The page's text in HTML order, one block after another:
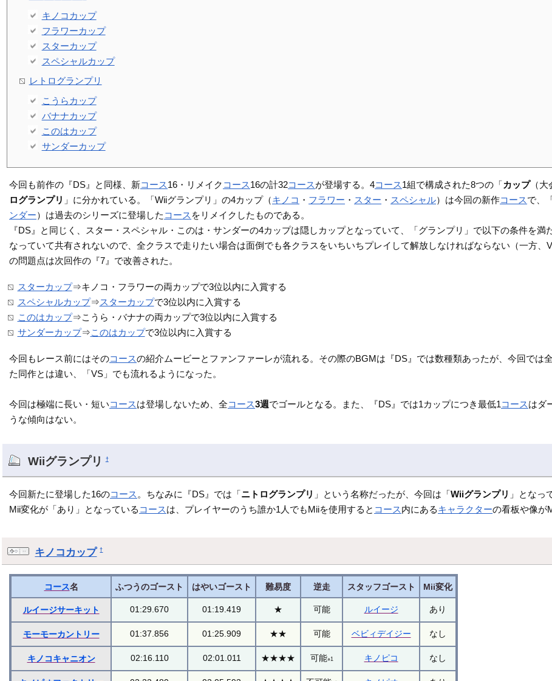
キノコカップ
フラワーカップ
スターカップ
スペシャルカップ
レトログランプリ
こうらカップ
バナナカップ
このはカップ
サンダーカップ
今回も前作の『DS』と同様、新コース16・リメイク コース16の計32コースが登場する。4コース1組で構成された8つの「カップ（大
ログランプリ 」に分かれている。「Wiiグランプリ」の4カップ（キノコ ・ フラワー ・ スター ・ スペシャル）は今回の新作コースで、
ンダー）は過去のシリーズに登場した コース をリメイクしたものである。
『DS』と同じく、スター・スペシャル・このは・サンダーの4カップは隠しカップとなっていて、「グランプリ」で以下の条件を
なっていて共有されないので、全クラスで走りたい場合は面倒でも各クラスをいちいちプレイして解放しなければならない（一方
の問題点は次回作の『7』で改善された。
スターカップ⇒キノコ・フラワーの両カップで3位以内に入賞する
スペシャルカップ⇒スターカップで3位以内に入賞する
このはカップ⇒こうら・バナナの両カップで3位以内に入賞する
サンダーカップ⇒このはカップで3位以内に入賞する
今回もレース前にはそのコースの紹介ムービーとファンファーレが流れる。その際のBGMは『DS』では数種類あったが、今回では全
た同作とは違い、「VS」でも流れるようになった。
今回は極端に長い・短いコースは登場しないため、全コース3週 でゴールとなる。また、『DS』では1カップにつき最低1コースはダ
うな傾向はない。
Wiiグランプリ†
今回新たに登場した16のコース 。ちなみに『DS』では「ニトログランプリ 」という名称だったが、今回は「Wiiグランプリ 」となっ
Mii変化が「あり」となっている コースは、プレイヤーのうち誰か1人でもMiiを使用すると コース内にあるキャラクターの看板や像が
キノコカップ †
コース名 ふつうのゴースト はやいゴースト 難易度 逆走 スタッフゴースト Mii変化
ルイージサーキット 01:29.670 01:19.419 ★ 可能 ルイージ あり
モーモーカントリー 01:37.856 01:25.909 ★★ 可能 ベビィデイジー なし
キノコキャニオン 02:16.110 02:01.011 ★★★★ 可能※1 キノピコ なし